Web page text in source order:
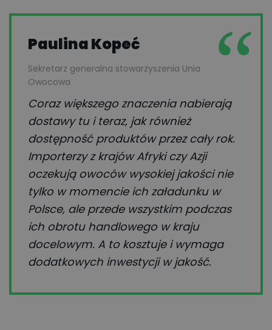
Paulina Kopeć
Sekretarz generalna stowarzyszenia Unia
Owocowa
Coraz większego znaczenia nabierają
dostawy tu i teraz, jak również
dostępność produktów przez cały rok.
Importerzy z krajów Afryki czy Azji
oczekują owoców wysokiej jakości nie
tylko w momencie ich załadunku w
Polsce, ale przede wszystkim podczas
ich obrotu handlowego w kraju
docelowym. A to kosztuje i wymaga
dodatkowych inwestycji w jakość.